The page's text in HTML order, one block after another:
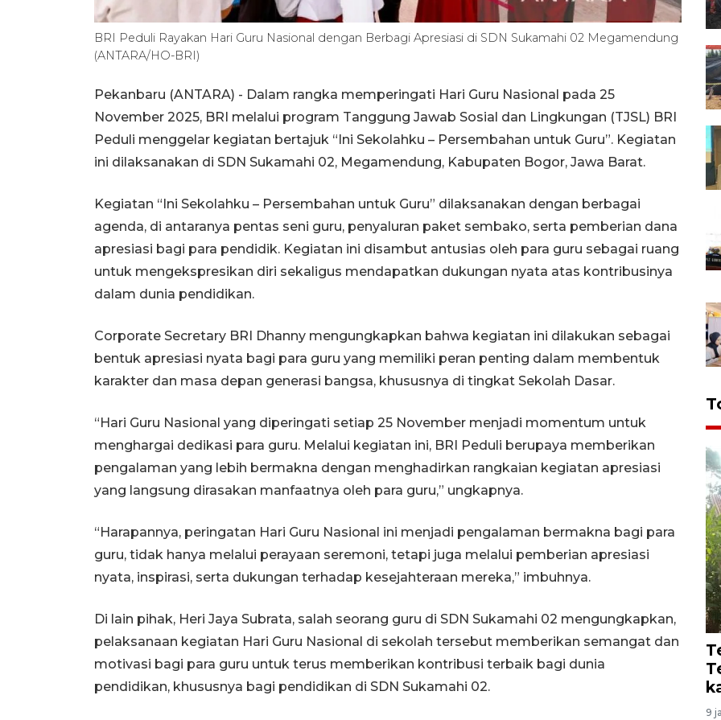
BRI Peduli Rayakan Hari Guru Nasional dengan Berbagi Apresiasi di SDN Sukamahi 02 Megamendung
(ANTARA/HO-BRI)
Pekanbaru (ANTARA) - Dalam rangka memperingati Hari Guru Nasional pada 25
November 2025, BRI melalui program Tanggung Jawab Sosial dan Lingkungan (TJSL) BRI
Peduli menggelar kegiatan bertajuk “Ini Sekolahku – Persembahan untuk Guru”. Kegiatan
ini dilaksanakan di SDN Sukamahi 02, Megamendung, Kabupaten Bogor, Jawa Barat.
Kegiatan “Ini Sekolahku – Persembahan untuk Guru” dilaksanakan dengan berbagai
agenda, di antaranya pentas seni guru, penyaluran paket sembako, serta pemberian dana
apresiasi bagi para pendidik. Kegiatan ini disambut antusias oleh para guru sebagai ruang
untuk mengekspresikan diri sekaligus mendapatkan dukungan nyata atas kontribusinya
dalam dunia pendidikan.
Corporate Secretary BRI Dhanny mengungkapkan bahwa kegiatan ini dilakukan sebagai
bentuk apresiasi nyata bagi para guru yang memiliki peran penting dalam membentuk
karakter dan masa depan generasi bangsa, khususnya di tingkat Sekolah Dasar.
“Hari Guru Nasional yang diperingati setiap 25 November menjadi momentum untuk
menghargai dedikasi para guru. Melalui kegiatan ini, BRI Peduli berupaya memberikan
pengalaman yang lebih bermakna dengan menghadirkan rangkaian kegiatan apresiasi
yang langsung dirasakan manfaatnya oleh para guru,” ungkapnya.
“Harapannya, peringatan Hari Guru Nasional ini menjadi pengalaman bermakna bagi para
guru, tidak hanya melalui perayaan seremoni, tetapi juga melalui pemberian apresiasi
nyata, inspirasi, serta dukungan terhadap kesejahteraan mereka,” imbuhnya.
Di lain pihak, Heri Jaya Subrata, salah seorang guru di SDN Sukamahi 02 mengungkapkan,
pelaksanaan kegiatan Hari Guru Nasional di sekolah tersebut memberikan semangat dan
motivasi bagi para guru untuk terus memberikan kontribusi terbaik bagi dunia
pendidikan, khususnya bagi pendidikan di SDN Sukamahi 02.
9